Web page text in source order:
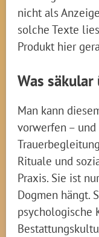
nicht als
solche Texte
Produkt hier
Was
Man kann
vorwerfen –
Rituale und
Praxis. Sie ist
Dogmen hängt.
psychologische